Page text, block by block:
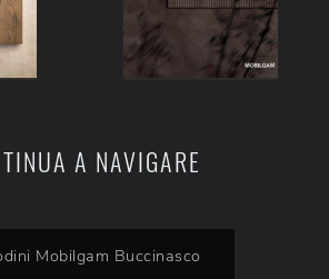
A NAVIGARE
Mobilgam Buccinasco